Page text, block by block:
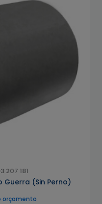
207 181
Guerra (Sin Perno)
orçamento